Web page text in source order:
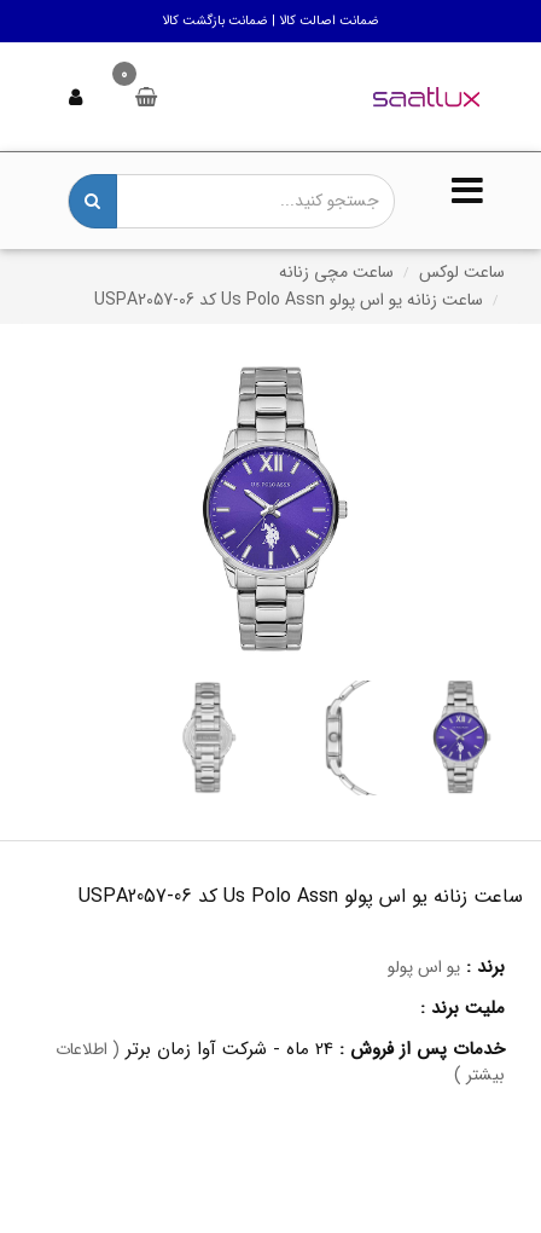
ضمانت اصالت کالا | ضمانت بازگشت کالا
0
ساعت لوکس
ساعت مچی زنانه
ساعت زنانه یو اس پولو Us Polo Assn کد USPA2057-06
ساعت زنانه یو اس پولو Us Polo Assn کد USPA2057-06
برند : یو اس پولو
ملیت برند :
خدمات پس از فروش : 24 ماه - شرکت آوا زمان برتر ( اطلاعات
بیشتر )